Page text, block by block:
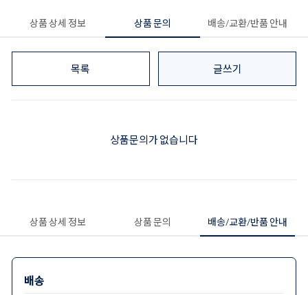
상품 상세 정보 상품 문의 배송/교환/반품 안내
목록 글쓰기
상품문의가 없습니다
상품 상세 정보 상품 문의 배송/교환/반품 안내
배송